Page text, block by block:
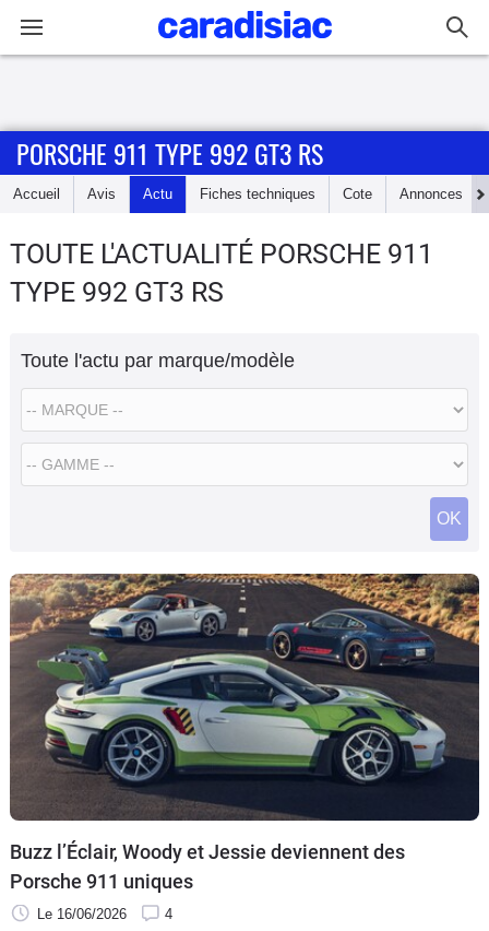
Accueil
Essais
Electriques
Utilitaires
Services
Forum
Moto
Marques
PORSCHE 911 TYPE 992 GT3 RS
Accueil Avis Actu Fiches techniques Cote Annonces
TOUTE L'ACTUALITÉ PORSCHE 911
TYPE 992 GT3 RS
Toute l'actu par marque/modèle
OK
Buzz l’Éclair, Woody et Jessie deviennent des
Porsche 911 uniques
Le 16/06/2026 4